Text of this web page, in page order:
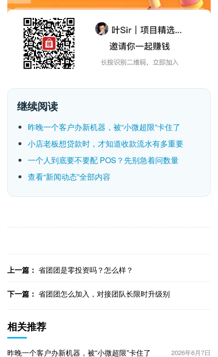
继续阅读
昨晚一个客户办新机器，被“小微超限”卡住了
小店老板想贷款时，才知道收款流水有多重要
一个人到底要不要配 POS？先别急着问数量
查看“新闻动态”全部内容
上一篇： 省团团是零投资吗​？怎么样？
下一篇： 省团团怎么加入，对接团队长限时升级别
相关推荐
昨晚一个客户办新机器，被“小微超限”卡住了 2026年6月7日